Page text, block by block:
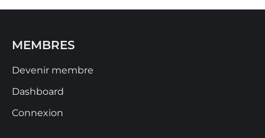
MEMBRES
Devenir membre
Dashboard
Connexion